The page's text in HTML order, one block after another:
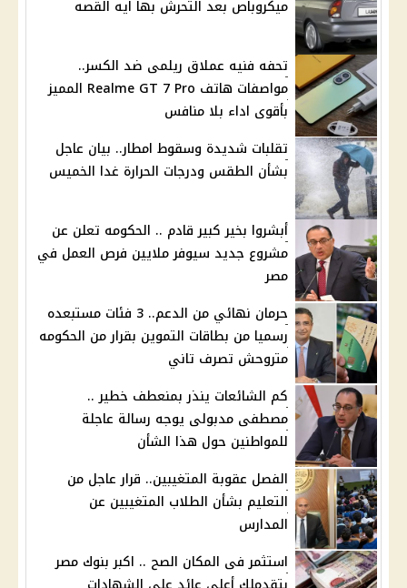
ميكروباص بعد التحرش بها ايه القصه
تحفه فنيه عملاق ريلمى ضد الكسر..
مواصفات هاتف Realme GT 7 Pro المميز
بأقوى اداء بلا منافس
تقلبات شديدة وسقوط امطار.. بيان عاجل
بشأن الطقس ودرجات الحرارة غدا الخميس
أبشروا بخير كبير قادم .. الحكومه تعلن عن
مشروع جديد سيوفر ملايين فرص العمل في
مصر
حرمان نهائي من الدعم.. 3 فئات مستبعده
رسميا من بطاقات التموين بقرار من الحكومه
متروحش تصرف تاني
كم الشائعات ينذر بمنعطف خطير ..
مصطفى مدبولى يوجه رسالة عاجلة
للمواطنين حول هذا الشأن
الفصل عقوبة المتغيبين.. قرار عاجل من
التعليم بشأن الطلاب المتغيبين عن
المدارس
استثمر فى المكان الصح .. اكبر بنوك مصر